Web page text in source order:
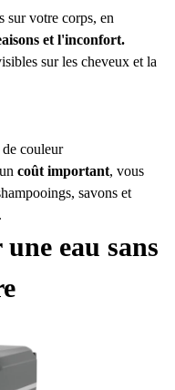
sur votre corps, en
et l'inconfort.
sur les cheveux et la
couleur
coût important, vous
savons et
seulement responsable
aussi d'ungaspillage
l'efficacité des
le liquide vaisselle. Il faut
de la mousse.
des dépôts. S'ils ne
boucher les
l'eau vers votre
linge et votre lave-
de l'eau.
vos appareils, ce qui
et des
eau sans